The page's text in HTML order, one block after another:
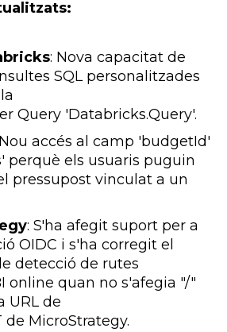
: Nova capacitat de
SQL personalitzades
Query 'Databricks.Query'.
Nou accés al camp 'budgetId'
perquè els usuaris puguin
pressupost vinculat a un
: S'ha afegit suport per a
OIDC i s'ha corregit el
detecció de rutes
online quan no s'afegia "/"
URL de
de MicroStrategy.